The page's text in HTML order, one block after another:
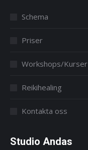
Schema
Priser
Workshops/Kurser
Reikihealing
Kontakta oss
Studio Andas